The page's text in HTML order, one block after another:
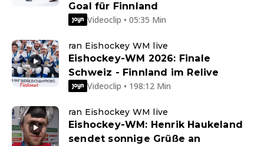
Goal für Finnland
Videoclip • 05:35 Min
ran Eishockey WM live
Eishockey-WM 2026: Finale
Schweiz - Finnland im Relive
Videoclip • 198:12 Min
ran Eishockey WM live
Eishockey-WM: Henrik Haukeland
sendet sonnige Grüße an